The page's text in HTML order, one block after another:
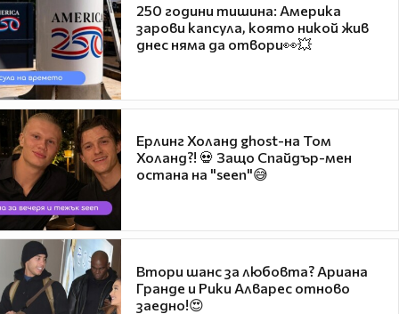
250 години тишина: Америка
зарови капсула, която никой жив
днес няма да отвори👀💥
Ерлинг Холанд ghost-на Том
Холанд?! 💀 Защо Спайдър-мен
остана на "seen"😅
Втори шанс за любовта? Ариана
Гранде и Рики Алварес отново
заедно!😍